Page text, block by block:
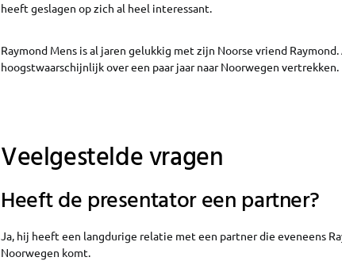
heeft geslagen op zich al heel interessant.
Raymond Mens is al jaren gelukkig met zijn Noorse vriend
hoogstwaarschijnlijk over een paar jaar naar Noorwegen vertrekken.
Veelgestelde vragen
Heeft de presentator een partner?
Ja, hij heeft een langdurige relatie met een partner die eveneens
Noorwegen komt.